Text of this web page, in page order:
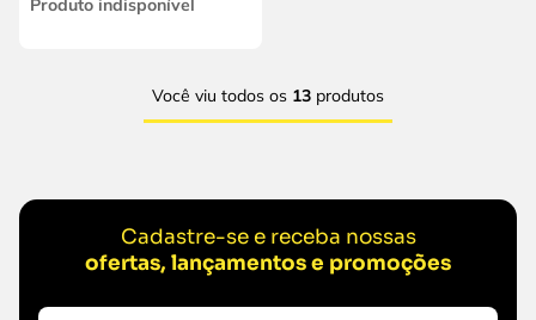
Produto indisponível
Você viu todos os 13 produtos
Cadastre-se e receba nossas
ofertas, lançamentos e promoções